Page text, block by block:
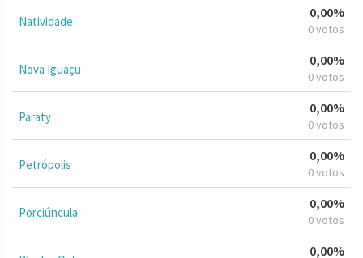
Natividade
0,00%
0 votos
Nova Iguaçu
0,00%
0 votos
Paraty
0,00%
0 votos
Petrópolis
0,00%
0 votos
Porciúncula
0,00%
0 votos
0,00%